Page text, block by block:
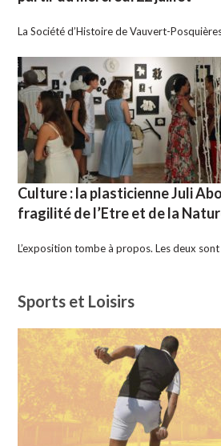
La Société d’Histoire de Vauvert-
Culture : la plasticienne Juli
fragilité de l’Etre et de la
L’exposition tombe à propos. Les deux
Sports et Loisirs